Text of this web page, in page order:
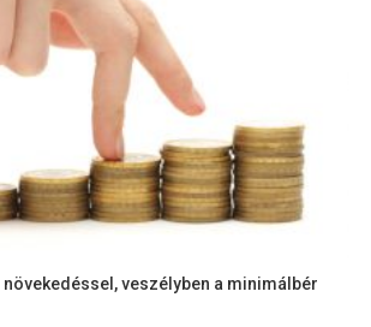
veszélyben a minimálbér